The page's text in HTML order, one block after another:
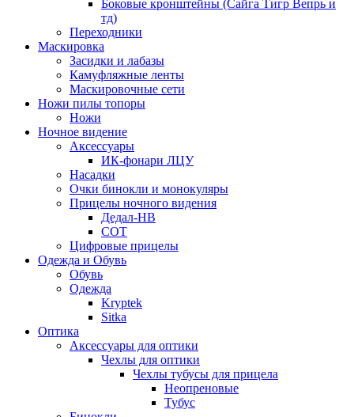
Боковые кронштейны (Сайга Тигр Вепрь и
тд)
Переходники
Маскировка
Засидки и лабазы
Камуфляжные ленты
Маскировочные сети
Ножи пилы топоры
Ножи
Ночное видение
Аксессуары
ИК-фонари ЛЦУ
Насадки
Очки бинокли и монокуляры
Прицелы ночного видения
Дедал-НВ
СОТ
Цифровые прицелы
Одежда и Обувь
Обувь
Одежда
Kryptek
Sitka
Оптика
Аксессуары для оптики
Чехлы для оптики
Чехлы тубусы для прицела
Неопреновые
Тубус